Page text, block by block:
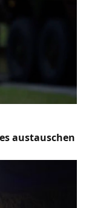
austauschen